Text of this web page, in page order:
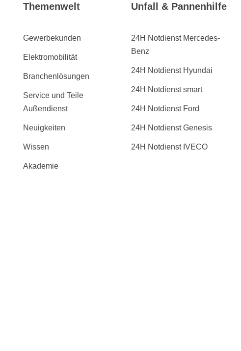
Themenwelt
Gewerbekunden
Elektromobilität
Branchenlösungen
Service und Teile
Außendienst
Neuigkeiten
Wissen
Akademie
Unfall & Pannenhilfe
24H Notdienst Mercedes-
Benz
24H Notdienst Hyundai
24H Notdienst smart
24H Notdienst Ford
24H Notdienst Genesis
24H Notdienst IVECO